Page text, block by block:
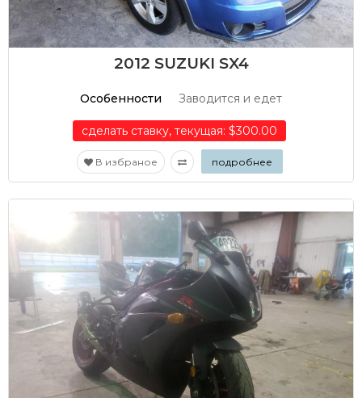
2012 SUZUKI SX4
Особенности Заводится и едет
сделать ставку, текущая: $300.00
В избраное подробнее